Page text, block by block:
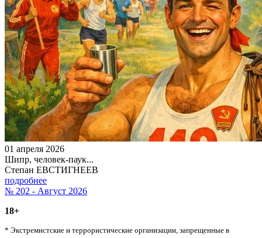
01 апреля 2026
Шипр, человек-паук...
Степан ЕВСТИГНЕЕВ
подробнее
№ 202 - Август 2026
18+
* Экстремистские и террористические организации, запрещенные в